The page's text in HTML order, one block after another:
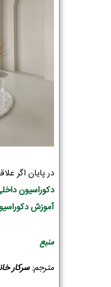
در پایان اگر
دکوراسیون‌
آموزش
منبع
مترجم:سرکار